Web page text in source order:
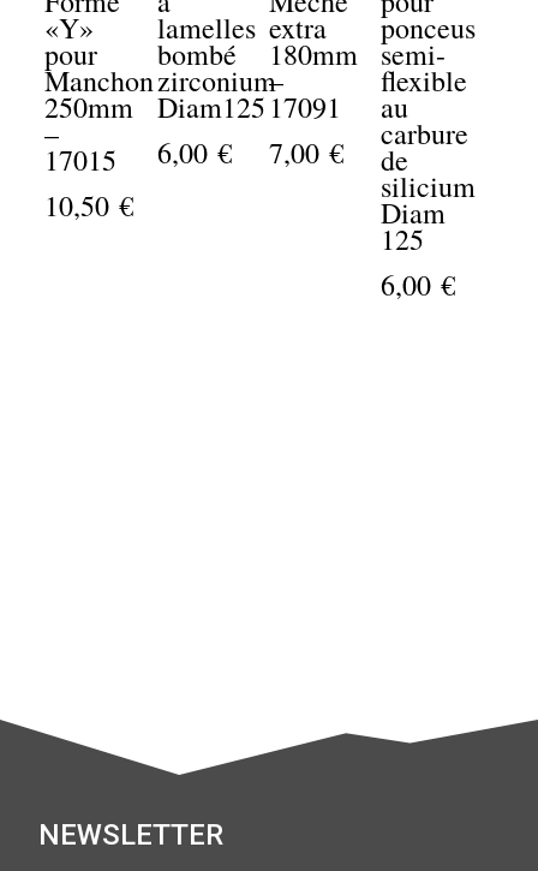
«Y»
pour
Manchon
250mm
–
17015
10,50 €
lamelles
bombé
zirconium
Diam125
6,00 €
extra
180mm
–
17091
7,00 €
ponceuse
semi-
flexible
au
carbure
de
silicium
Diam
125
6,00 €
NEWSLETTER